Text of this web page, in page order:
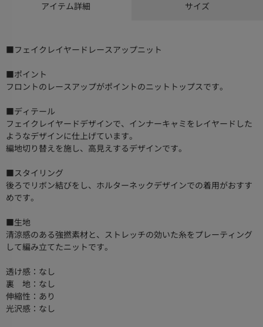
アイテム詳細 サイズ
■フェイクレイヤードレースアップニット
■ポイント
フロントのレースアップがポイントのニットトップスです。
■ディテール
フェイクレイヤードデザインで、インナーキャミをレイヤードした
ようなデザインに仕上げています。
編地切り替えを施し、高見えするデザインです。
■スタイリング
後ろでリボン結びをし、ホルターネックデザインでの着用がおすす
めです。
■生地
清涼感のある強撚素材と、ストレッチの効いた糸をプレーティング
して編み立てたニットです。
透け感：なし
裏 地：なし
伸縮性：あり
光沢感：なし